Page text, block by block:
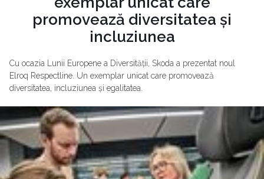
promovează diversitatea și
incluziunea
Cu ocazia Lunii Europene a Diversității, Skoda a prezentat noul
Elroq Respectline. Un exemplar unicat care promovează
diversitatea, incluziunea și egalitatea.